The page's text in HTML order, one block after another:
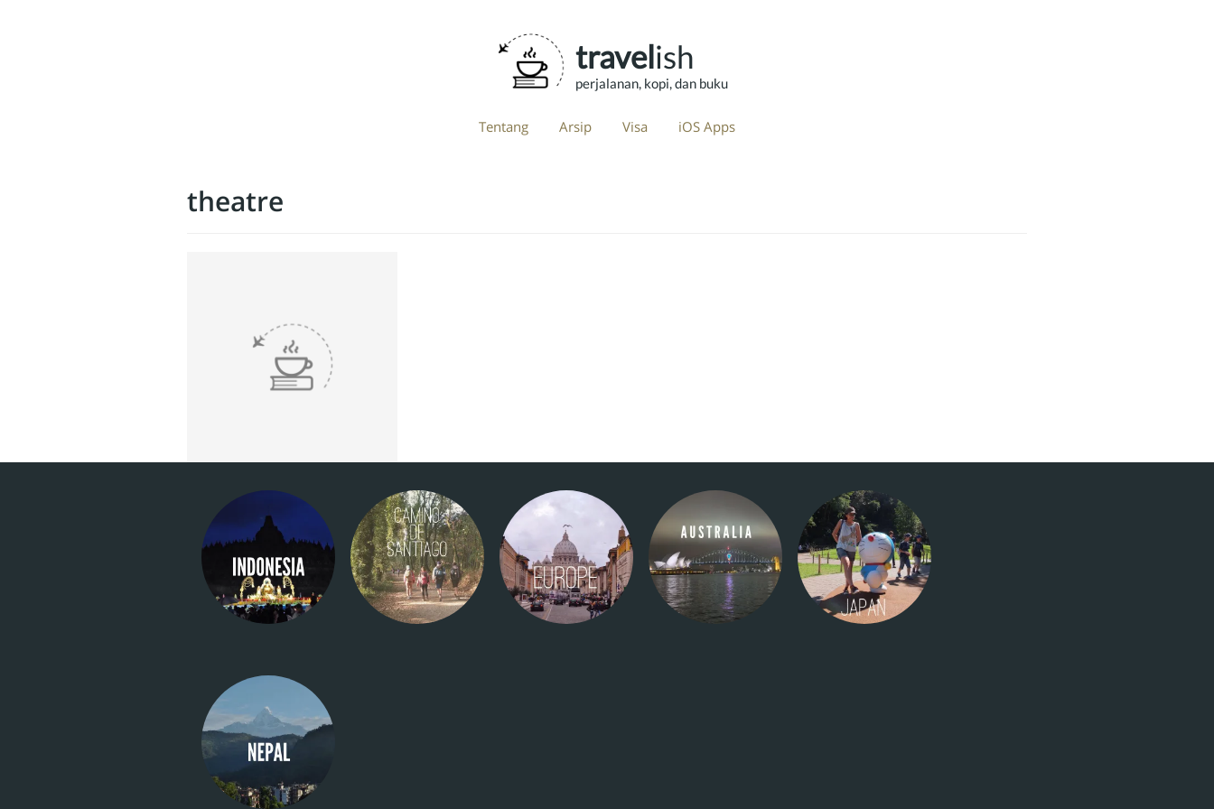
travelish
perjalanan, kopi, dan buku
Tentang Arsip Visa iOS Apps
theatre